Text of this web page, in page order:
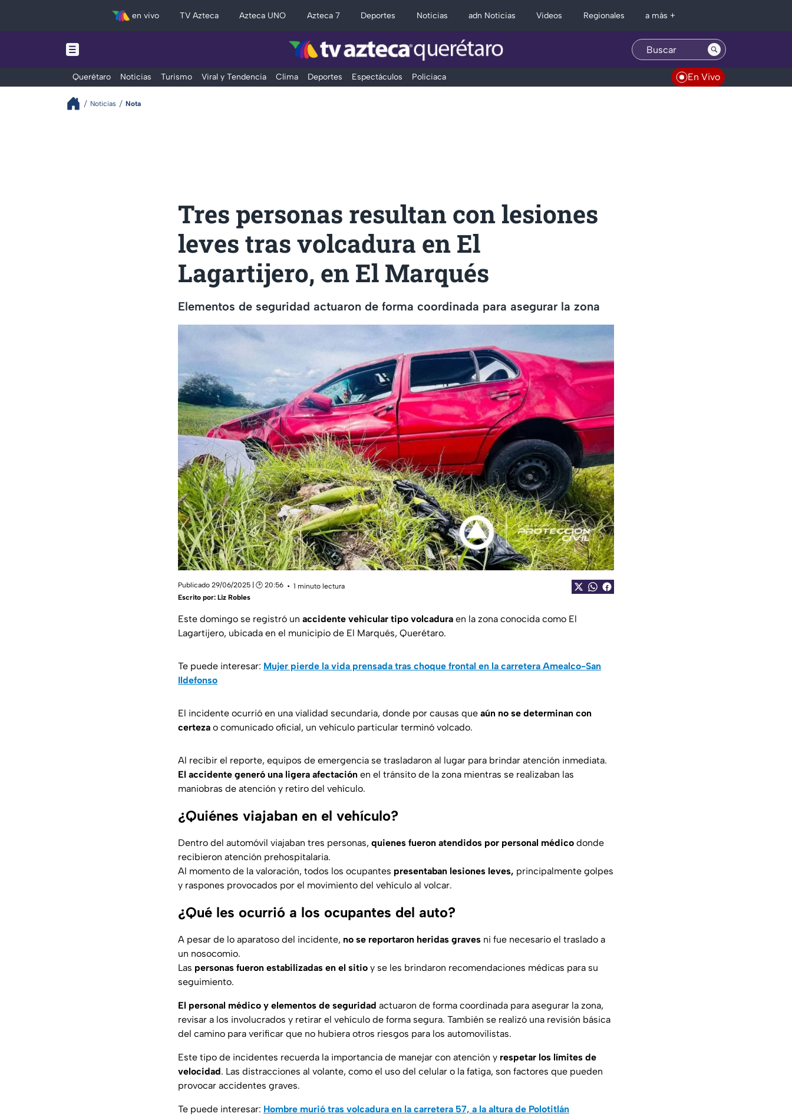
en vivo TV Azteca Azteca UNO Azteca 7 Deportes Noticias adn Noticias Videos Regionales a más +
Querétaro Noticias Turismo Viral y Tendencia Clima Deportes Espectáculos Policiaca En Vivo
Noticias Nota
Tres personas resultan con lesiones
leves tras volcadura en El
Lagartijero, en El Marqués
Elementos de seguridad actuaron de forma coordinada para asegurar la zona
Publicado 29/06/2025 | 🕑 20:56
1 minuto lectura
Escrito por: Liz Robles
Este domingo se registró un accidente vehicular tipo volcadura en la zona conocida como El
Lagartijero, ubicada en el municipio de El Marqués, Querétaro.
Te puede interesar: Mujer pierde la vida prensada tras choque frontal en la carretera Amealco-San
Ildefonso
El incidente ocurrió en una vialidad secundaria, donde por causas que aún no se determinan con
certeza o comunicado oficial, un vehículo particular terminó volcado.
Al recibir el reporte, equipos de emergencia se trasladaron al lugar para brindar atención inmediata.
El accidente generó una ligera afectación en el tránsito de la zona mientras se realizaban las
maniobras de atención y retiro del vehículo.
¿Quiénes viajaban en el vehículo?
Dentro del automóvil viajaban tres personas, quienes fueron atendidos por personal médico donde
recibieron atención prehospitalaria.
Al momento de la valoración, todos los ocupantes presentaban lesiones leves, principalmente golpes
y raspones provocados por el movimiento del vehículo al volcar.
¿Qué les ocurrió a los ocupantes del auto?
A pesar de lo aparatoso del incidente, no se reportaron heridas graves ni fue necesario el traslado a
un nosocomio.
Las personas fueron estabilizadas en el sitio y se les brindaron recomendaciones médicas para su
seguimiento.
El personal médico y elementos de seguridad actuaron de forma coordinada para asegurar la zona,
revisar a los involucrados y retirar el vehículo de forma segura. También se realizó una revisión básica
del camino para verificar que no hubiera otros riesgos para los automovilistas.
Este tipo de incidentes recuerda la importancia de manejar con atención y respetar los límites de
velocidad. Las distracciones al volante, como el uso del celular o la fatiga, son factores que pueden
provocar accidentes graves.
Te puede interesar: Hombre murió tras volcadura en la carretera 57, a la altura de Polotitlán